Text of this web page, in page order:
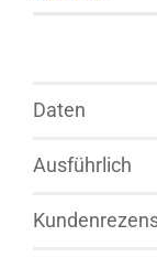
Daten
Ausführlich